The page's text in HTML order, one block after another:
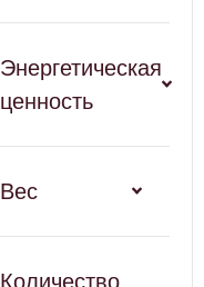
Энергетическая
ценность
Вес
Количество